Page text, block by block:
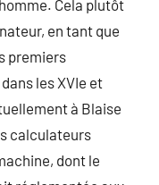
Cela plutôt
en tant que
premiers
les XVIe et
à Blaise
calculateurs
dont le